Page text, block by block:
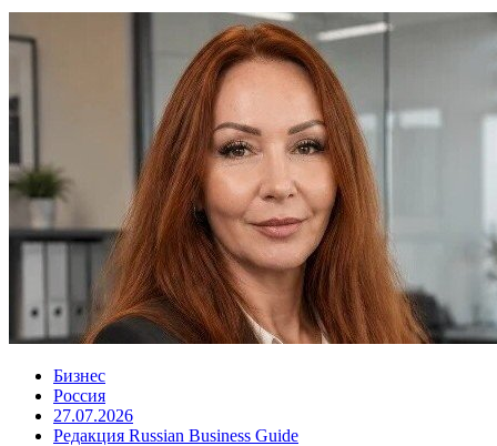
Бизнес
Россия
27.07.2026
Редакция Russian Business Guide